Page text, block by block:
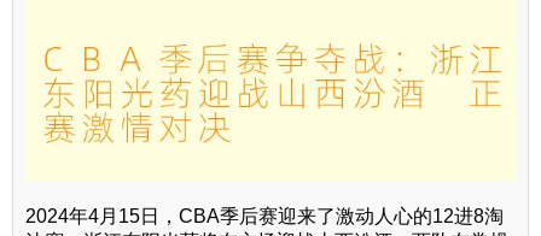
2024年4月15日，CBA季后赛迎来了激动人心的12进8淘